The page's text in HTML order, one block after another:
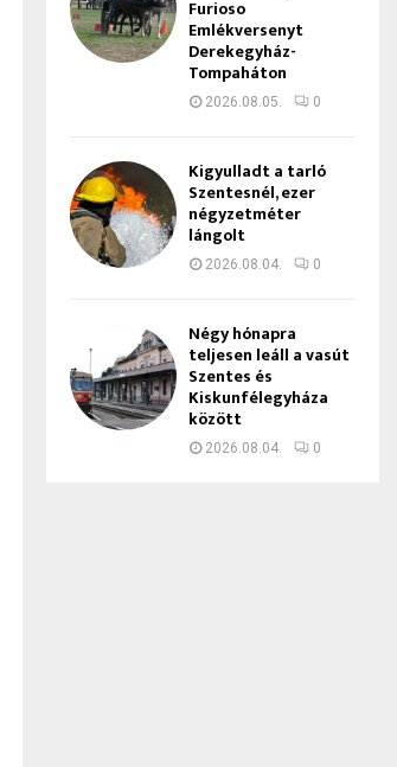
Furioso
Emlékversenyt
Derekegyház-
Tompaháton
2026.08.05. 0
Kigyulladt a tarló
Szentesnél, ezer
négyzetméter
lángolt
2026.08.04. 0
Négy hónapra
teljesen leáll a vasút
Szentes és
Kiskunfélegyháza
között
2026.08.04. 0